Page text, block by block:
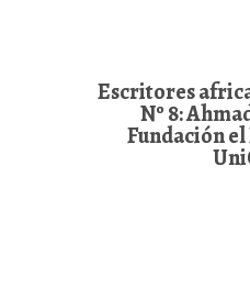
Escritores
Nº 8:
Fundación